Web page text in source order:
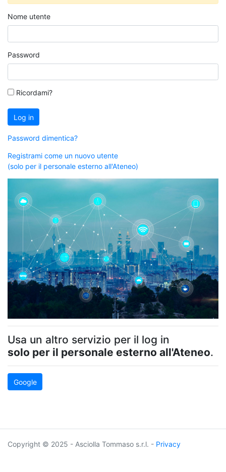
Nome utente
Password
Ricordami?
Log in
Password dimentica?
Registrami come un nuovo utente
(solo per il personale esterno all'Ateneo)
Usa un altro servizio per il log in
solo per il personale esterno all'Ateneo.
Google
Copyright © 2025 - Asciolla Tommaso s.r.l. - Privacy